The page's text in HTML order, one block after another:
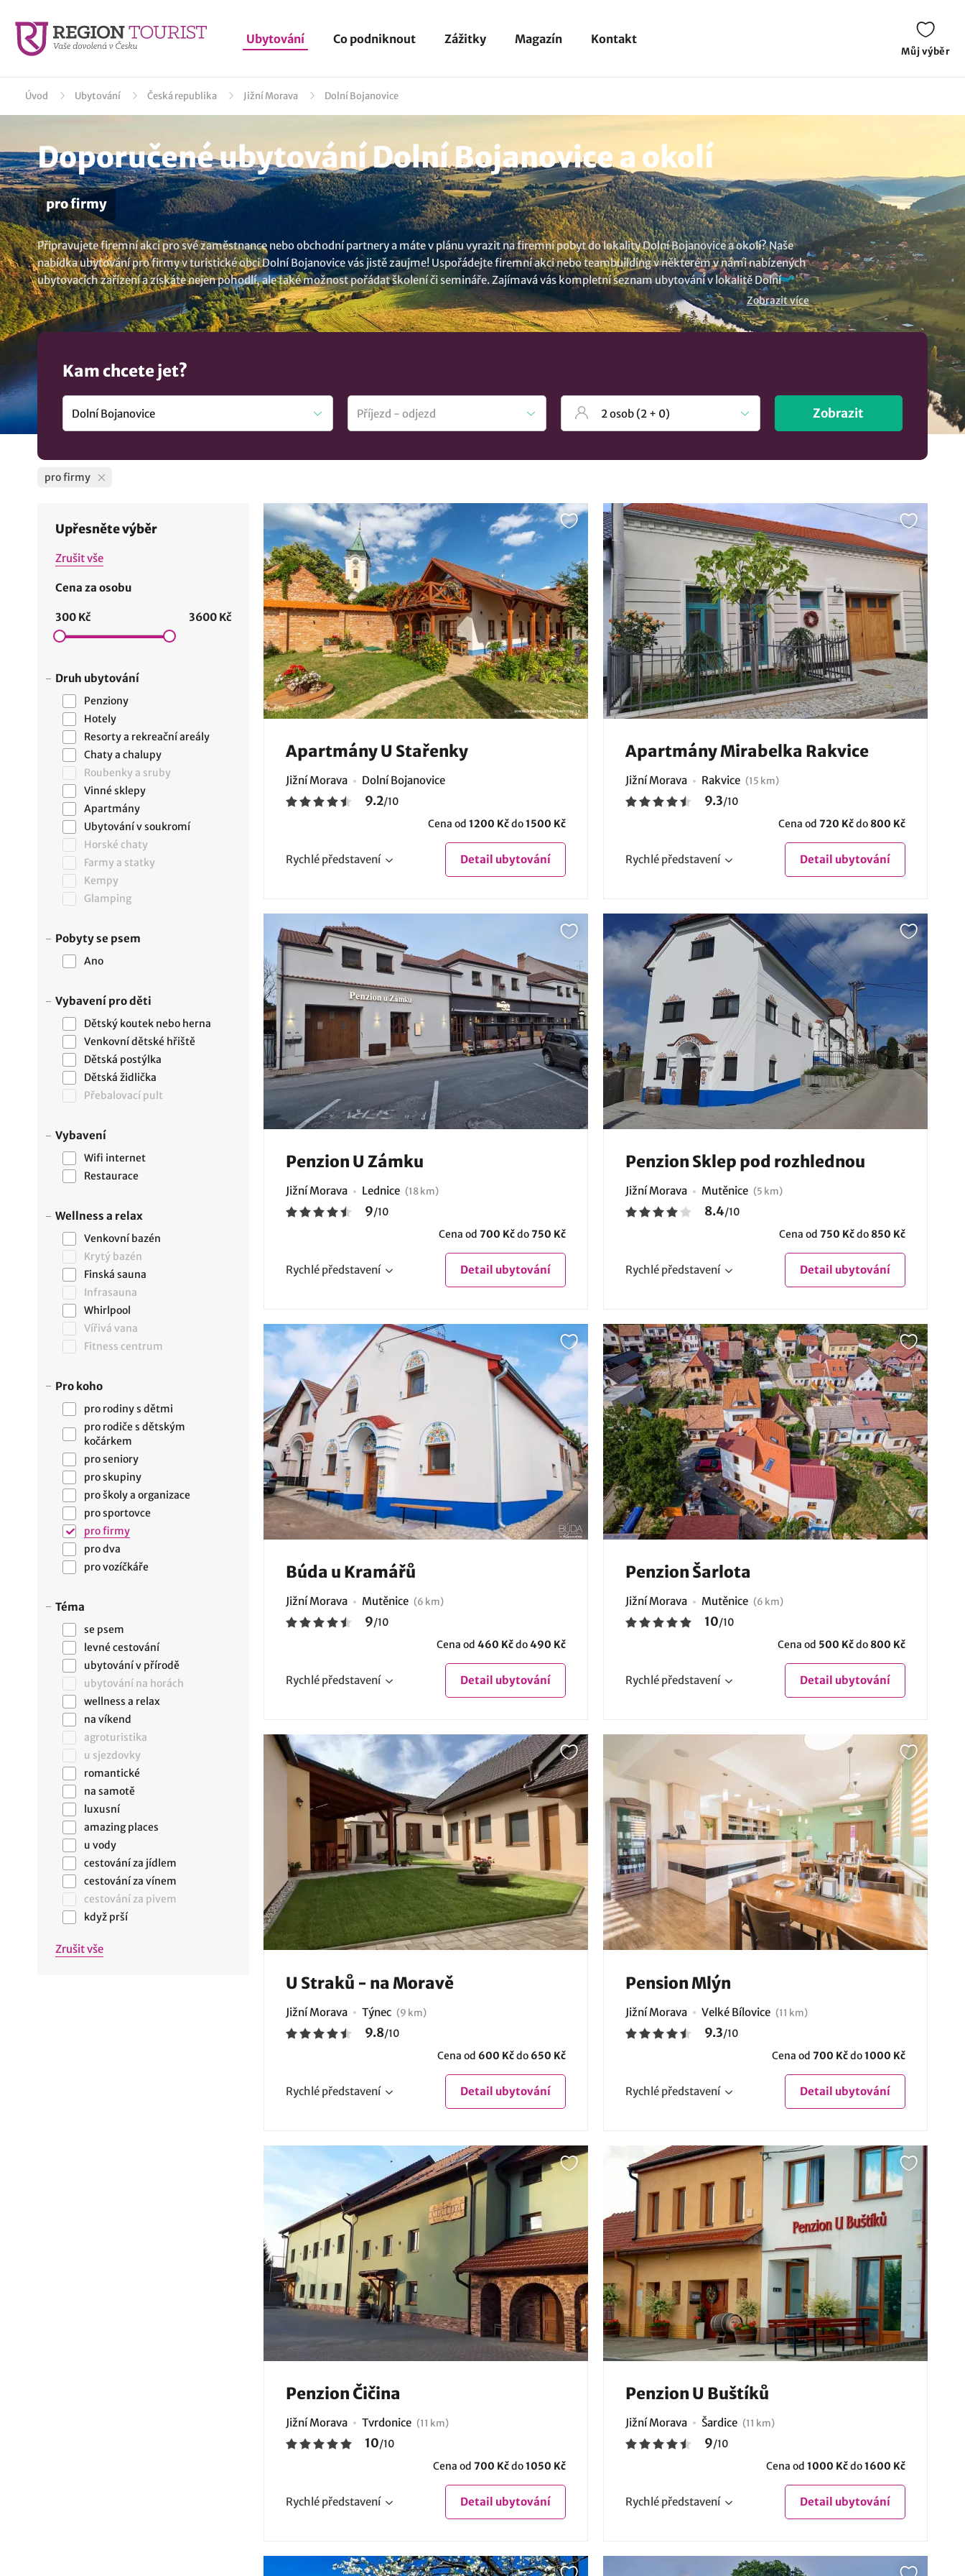
Ubytování Co podniknout Zážitky Magazín Kontakt
Můj výběr
Úvod Ubytování Česká republika Jižní Morava Dolní Bojanovice
Doporučené ubytování Dolní Bojanovice a okolí
pro firmy
Připravujete firemní akci pro své zaměstnance nebo obchodní partnery a máte v plánu vyrazit na firemní pobyt do lokality Dolní Bojanovice a okolí? Naše
nabídka ubytování pro firmy v turistické obci Dolní Bojanovice vás jistě zaujme! Uspořádejte firemní akci nebo teambuilding v některém v námi nabízených
ubytovacích zařízení a získáte nejen pohodlí, ale také možnost pořádat školení či semináře. Zajímavá vás kompletní seznamubytování v lokalitě Dolní
Bojanovice.? U nás si vyberete. Zobrazit více
Kam chcete jet?
Zobrazit
pro firmy
Upřesněte výběr
Zrušit vše
Cena za osobu
300 Kč 3600 Kč
Druh ubytování
Penziony
Hotely
Resorty a rekreační areály
Chaty a chalupy
Roubenky a sruby
Vinné sklepy
Apartmány
Ubytování v soukromí
Horské chaty
Farmy a statky
Kempy
Glamping
Pobyty se psem
Ano
Vybavení pro děti
Dětský koutek nebo herna
Venkovní dětské hřiště
Dětská postýlka
Dětská židlička
Přebalovací pult
Vybavení
Wifi internet
Restaurace
Wellness a relax
Venkovní bazén
Krytý bazén
Finská sauna
Infrasauna
Whirlpool
Vířivá vana
Fitness centrum
Pro koho
pro rodiny s dětmi
pro rodiče s dětským
kočárkem
pro seniory
pro skupiny
pro školy a organizace
pro sportovce
pro firmy
pro dva
pro vozíčkáře
Téma
se psem
levné cestování
ubytování v přírodě
ubytování na horách
wellness a relax
na víkend
agroturistika
u sjezdovky
romantické
na samotě
luxusní
amazing places
u vody
cestování za jídlem
cestování za vínem
cestování za pivem
když prší
Zrušit vše
Apartmány U Stařenky
Jižní Morava Dolní Bojanovice
9.2/10
Cena od 1200 Kčdo1500 Kč
Rychlé představení Detail ubytování
Apartmány Mirabelka Rakvice
Jižní Morava Rakvice (15 km)
9.3/10
Cena od 720 Kčdo 800 Kč
Rychlé představení Detail ubytování
Penzion U Zámku
Jižní Morava Lednice (18 km)
9/10
Cena od 700 Kčdo750 Kč
Rychlé představení Detail ubytování
Penzion Sklep pod rozhlednou
Jižní Morava Mutěnice (5 km)
8.4/10
Cena od 750 Kčdo 850 Kč
Rychlé představení Detail ubytování
Búda u Kramářů
Jižní Morava Mutěnice (6 km)
9/10
Cena od 460 Kčdo490 Kč
Rychlé představení Detail ubytování
Penzion Šarlota
Jižní Morava Mutěnice (6 km)
10/10
Cena od 500 Kčdo 800 Kč
Rychlé představení Detail ubytování
U Straků - na Moravě
Jižní Morava Týnec (9 km)
9.8/10
Cena od 600 Kčdo 650 Kč
Rychlé představení Detail ubytování
Pension Mlýn
Jižní Morava Velké Bílovice (11 km)
9.3/10
Cena od 700 Kčdo1000 Kč
Rychlé představení Detail ubytování
Penzion Čičina
Jižní Morava Tvrdonice (11 km)
10/10
Cena od 700 Kčdo1050 Kč
Rychlé představení Detail ubytování
Penzion U Buštíků
Jižní Morava Šardice (11 km)
9/10
Cena od 1000 Kčdo1600 Kč
Rychlé představení Detail ubytování